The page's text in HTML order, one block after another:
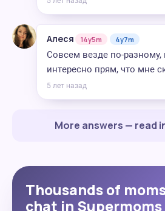
Алеся 14y5m 4y7m
Совсем везде по-разному,
интересно прям, что мне
5 лет назад
More answers — read
Thousands of
chat in Supermoms